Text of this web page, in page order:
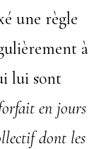
une règle
à
lui sont
en jours
dont les